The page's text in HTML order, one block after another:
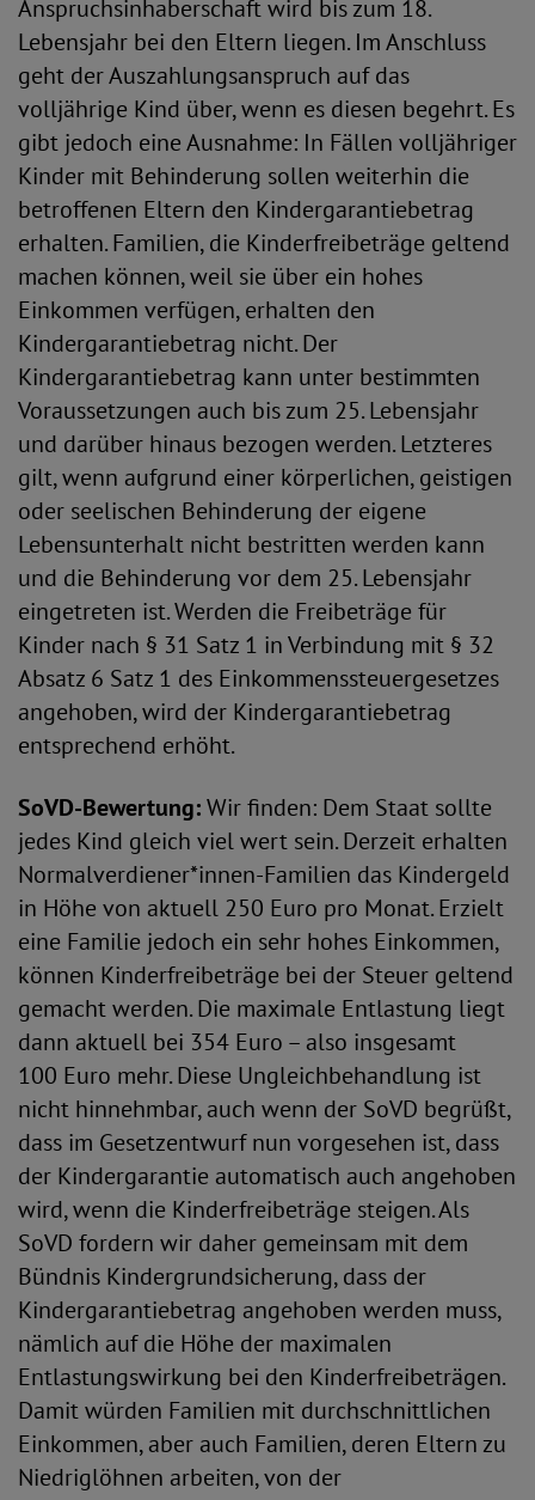
Anspruchsinhaberschaft wird bis zum 18.
Lebensjahr bei den Eltern liegen. Im Anschluss
geht der Auszahlungsanspruch auf das
volljährige Kind über, wenn es diesen begehrt. Es
gibt jedoch eine Ausnahme: In Fällen volljähriger
Kinder mit Behinderung sollen weiterhin die
betroffenen Eltern den Kindergarantiebetrag
erhalten. Familien, die Kinderfreibeträge geltend
machen können, weil sie über ein hohes
Einkommen verfügen, erhalten den
Kindergarantiebetrag nicht. Der
Kindergarantiebetrag kann unter bestimmten
Voraussetzungen auch bis zum 25. Lebensjahr
und darüber hinaus bezogen werden. Letzteres
gilt, wenn aufgrund einer körperlichen, geistigen
oder seelischen Behinderung der eigene
Lebensunterhalt nicht bestritten werden kann
und die Behinderung vor dem 25. Lebensjahr
eingetreten ist. Werden die Freibeträge für
Kinder nach § 31 Satz 1 in Verbindung mit § 32
Absatz 6 Satz 1 des Einkommenssteuergesetzes
angehoben, wird der Kindergarantiebetrag
entsprechend erhöht.
SoVD-Bewertung:Wir finden: Dem Staat sollte
jedes Kind gleich viel wert sein. Derzeit erhalten
Normalverdiener*innen-Familien das Kindergeld
in Höhe von aktuell 250 Euro pro Monat. Erzielt
eine Familie jedoch ein sehr hohes Einkommen,
können Kinderfreibeträge bei der Steuer geltend
gemacht werden. Die maximale Entlastung liegt
dann aktuell bei 354 Euro – also insgesamt
100 Euro mehr. Diese Ungleichbehandlung ist
nicht hinnehmbar, auch wenn der SoVD begrüßt,
dass im Gesetzentwurf nun vorgesehen ist, dass
der Kindergarantie automatisch auch angehoben
wird, wenn die Kinderfreibeträge steigen. Als
SoVD fordern wir daher gemeinsam mit dem
Bündnis Kindergrundsicherung, dass der
Kindergarantiebetrag angehoben werden muss,
nämlich auf die Höhe der maximalen
Entlastungswirkung bei den Kinderfreibeträgen.
Damit würden Familien mit durchschnittlichen
Einkommen, aber auch Familien, deren Eltern zu
Niedriglöhnen arbeiten, von der